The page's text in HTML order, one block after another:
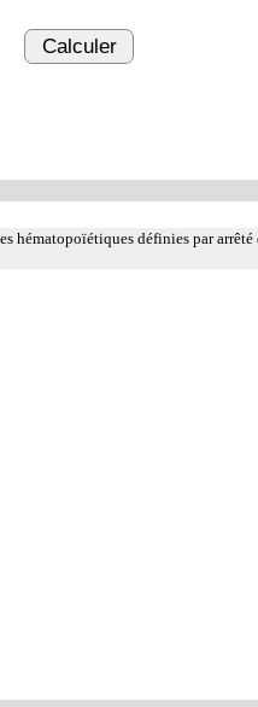
Calculer
hématopoïétiques définies par arrêté